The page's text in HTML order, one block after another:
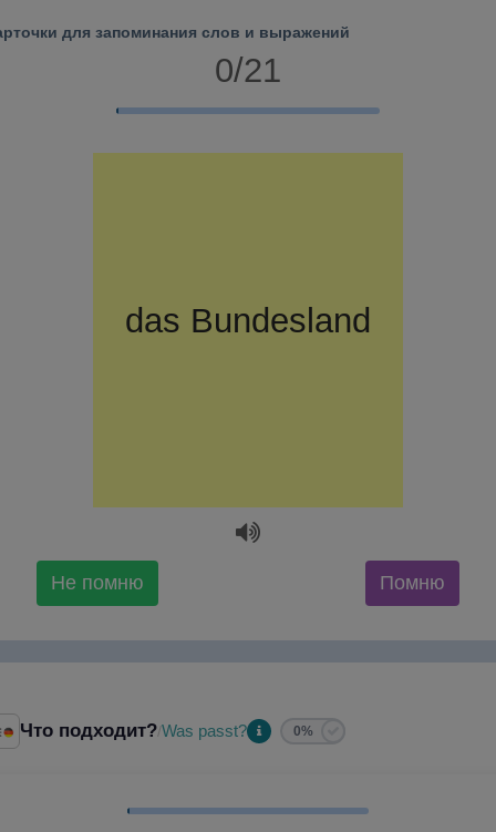
для запоминания слов и выражений
0/21
das Bundesland
федеральная
Не помню Помню
Что подходит?/Was passt? 0%